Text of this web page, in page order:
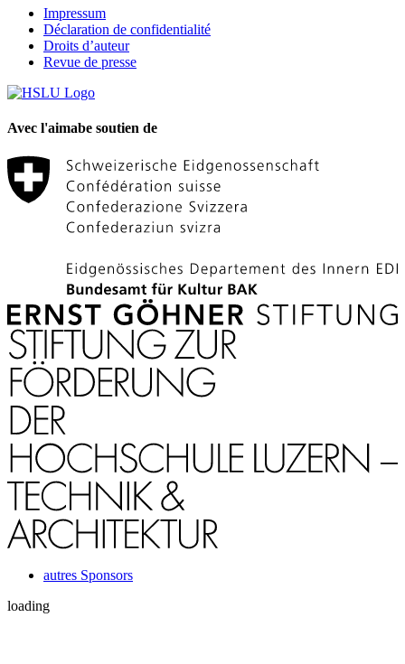
Impressum
Déclaration de confidentialité
Droits d’auteur
Revue de presse
Avec l'aimabe soutien de
autres Sponsors
loading